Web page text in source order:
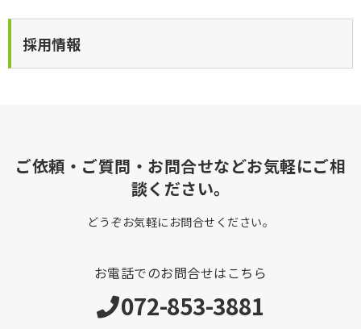
採用情報
ご依頼・ご質問・お問合せなどお気軽にご相
談ください。
どうぞお気軽にお問合せください。
お電話でのお問合せはこちら
072-853-3881